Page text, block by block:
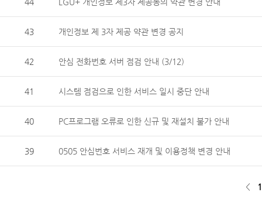
43 개인정보 제 3자 제공 약관 변경 공지
42 안심 전화번호 서버 점검 안내 (3/12)
41 시스템 점검으로 인한 서비스 일시 중단 안내
40 PC프로그램 오류로 인한 신규 및 재설치 불가 안내
39 0505 안심번호 서비스 재개 및 이용정책 변경 안내
< 1